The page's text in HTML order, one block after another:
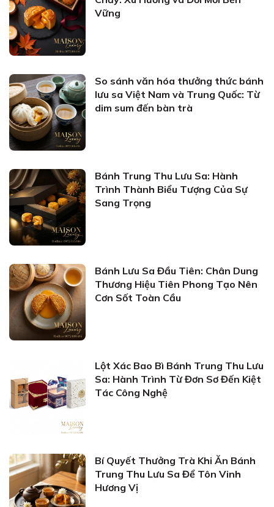
Vững
So sánh văn hóa thưởng thức bánh
lưu sa Việt Nam và Trung Quốc: Từ
dim sum đến bàn trà
Bánh Trung Thu Lưu Sa: Hành
Trình Thành Biểu Tượng Của Sự
Sang Trọng
Bánh Lưu Sa Đầu Tiên: Chân Dung
Thương Hiệu Tiên Phong Tạo Nên
Cơn Sốt Toàn Cầu
Lột Xác Bao Bì Bánh Trung Thu Lưu
Sa: Hành Trình Từ Đơn Sơ Đến Kiệt
Tác Công Nghệ
Bí Quyết Thưởng Trà Khi Ăn Bánh
Trung Thu Lưu Sa Để Tôn Vinh
Hương Vị